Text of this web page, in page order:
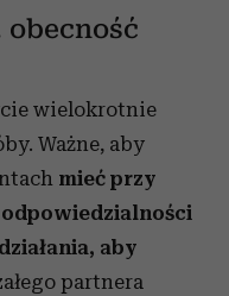
obecność
wielokrotnie
Ważne, aby
mieć przy
aby
partnera